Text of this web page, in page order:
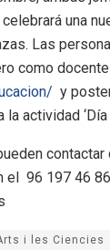
una
Las
como
y
actividad ‘Día
el 96 197 46
i les Ciencies